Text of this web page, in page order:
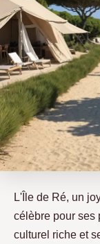
L'Île de Ré, un
célèbre pour ses
culturel riche et